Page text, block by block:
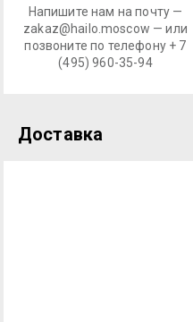
Напишите нам на почту —
zakaz@hailo.moscow — или
позвоните по телефону + 7
(495) 960-35-94
Доставка